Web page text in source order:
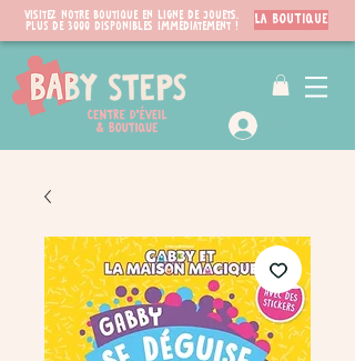
Visitez notre boutique en ligne de jouets.
PLUS de 3000 disponibles immédiatement !
LA BOUTIQUE